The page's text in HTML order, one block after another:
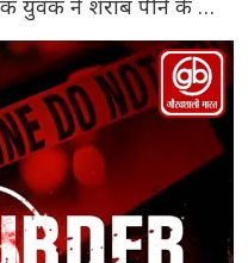
युवक ने शराब पीने के लिए
से हमला कर हत्या कर